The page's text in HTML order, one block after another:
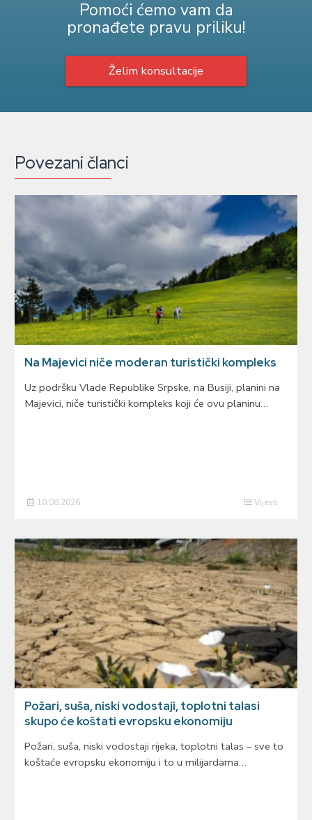
Pomoći ćemo vam da
pronađete pravu priliku!
Želim konsultacije
Povezani članci
Na Majevici niče moderan turistički kompleks
Uz podršku Vlade Republike Srpske, na Busiji, planini na
Majevici, niče turistički kompleks koji će ovu planinu…
10.08.2026 Vijesti
Požari, suša, niski vodostaji, toplotni talasi
skupo će koštati evropsku ekonomiju
Požari, suša, niski vodostaji rijeka, toplotni talas – sve to
koštaće evropsku ekonomiju i to u milijardama…